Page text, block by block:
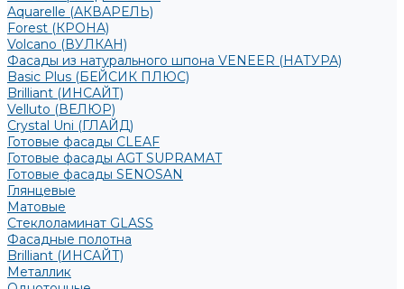
Aquarelle (АКВАРЕЛЬ)
Forest (КРОНА)
Volcano (ВУЛКАН)
Фасады из натурального шпона VENEER (НАТУРА)
Basic Plus (БЕЙСИК ПЛЮС)
Brilliant (ИНСАЙТ)
Velluto (ВЕЛЮР)
Crystal Uni (ГЛАЙД)
Готовые фасады CLEAF
Готовые фасады AGT SUPRAMAT
Готовые фасады SENOSAN
Глянцевые
Матовые
Стеклоламинат GLASS
Фасадные полотна
Brilliant (ИНСАЙТ)
Металлик